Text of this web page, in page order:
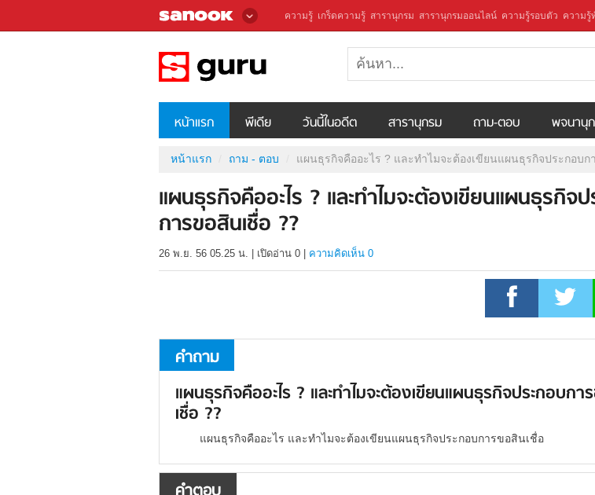
ความรู้ เกร็ดความรู้ สารานุกรม สารานุกรมออนไลน์ ความรู้รอบตัว ความรู้
หน้าแรก พีเดีย วันนี้ในอดีต สารานุกรม ถาม-ตอบ พจนานุ
หน้าแรก ถาม - ตอบ แผนธุรกิจคืออะไร ? และทำไมจะต้องเขียนแผนธุรกิจประกอบก
แผนธุรกิจคืออะไร ? และทำไมจะต้องเขียนแผนธุรกิจ
การขอสินเชื่อ ??
26 พ.ย. 56 05.25 น. เปิดอ่าน 0 ความคิดเห็น 0
คำถาม
แผนธุรกิจคืออะไร ? และทำไมจะต้องเขียนแผนธุรกิจประกอบกา
เชื่อ ??
แผนธุรกิจคืออะไร และทำไมจะต้องเขียนแผนธุรกิจประกอบการขอสินเชื่อ